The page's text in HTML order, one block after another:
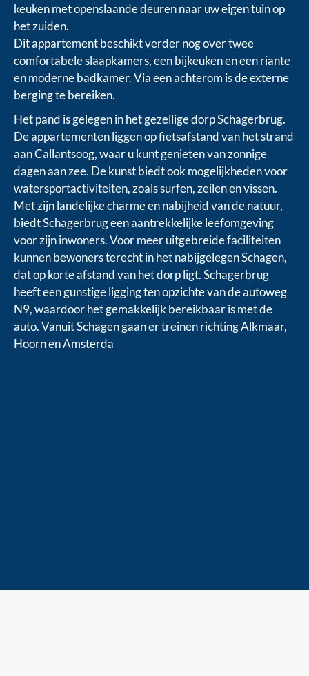
keuken met openslaande deuren naar uw eigen tuin op
het zuiden.
Dit appartement beschikt verder nog over twee
comfortabele slaapkamers, een bijkeuken en een riante
en moderne badkamer. Via een achterom is de externe
berging te bereiken.
Het pand is gelegen in het gezellige dorp Schagerbrug.
De appartementen liggen op fietsafstand van het strand
aan Callantsoog, waar u kunt genieten van zonnige
dagen aan zee. De kunst biedt ook mogelijkheden voor
watersportactiviteiten, zoals surfen, zeilen en vissen.
Met zijn landelijke charme en nabijheid van de natuur,
biedt Schagerbrug een aantrekkelijke leefomgeving
voor zijn inwoners. Voor meer uitgebreide faciliteiten
kunnen bewoners terecht in het nabijgelegen Schagen,
dat op korte afstand van het dorp ligt. Schagerbrug
heeft een gunstige ligging ten opzichte van de autoweg
N9, waardoor het gemakkelijk bereikbaar is met de
auto. Vanuit Schagen gaan er treinen richting Alkmaar,
Hoorn en Amsterda